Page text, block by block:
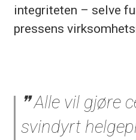
integriteten – selve
pressens
Alle vil gjøre
svindyrt